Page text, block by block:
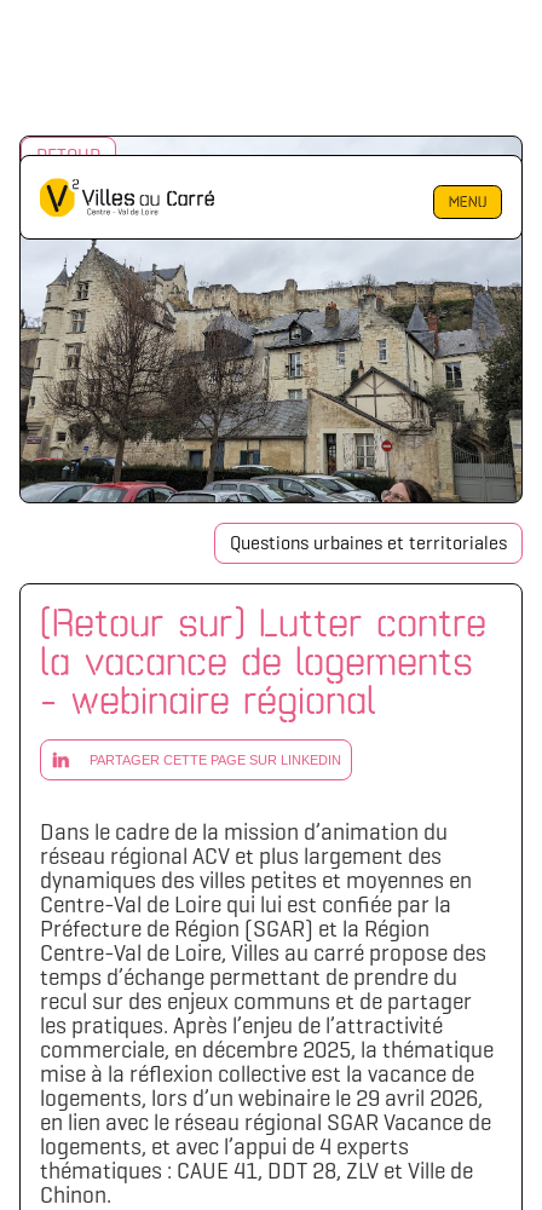
MENU
RETOUR
Questions urbaines et territoriales
[Retour sur] Lutter contre
la vacance de logements
- webinaire régional
PARTAGER CETTE PAGE SUR LINKEDIN
Dans le cadre de la mission d’animation du
réseau régional ACV et plus largement des
dynamiques des villes petites et moyennes en
Centre-Val de Loire qui lui est confiée par la
Préfecture de Région (SGAR) et la Région
Centre-Val de Loire, Villes au carré propose des
temps d’échange permettant de prendre du
recul sur des enjeux communs et de partager
les pratiques. Après l’enjeu de l’attractivité
commerciale, en décembre 2025, la thématique
mise à la réflexion collective est la vacance de
logements, lors d’un webinaire le 29 avril 2026,
en lien avec le réseau régional SGAR Vacance de
logements, et avec l’appui de 4 experts
thématiques : CAUE 41, DDT 28, ZLV et Ville de
Chinon.